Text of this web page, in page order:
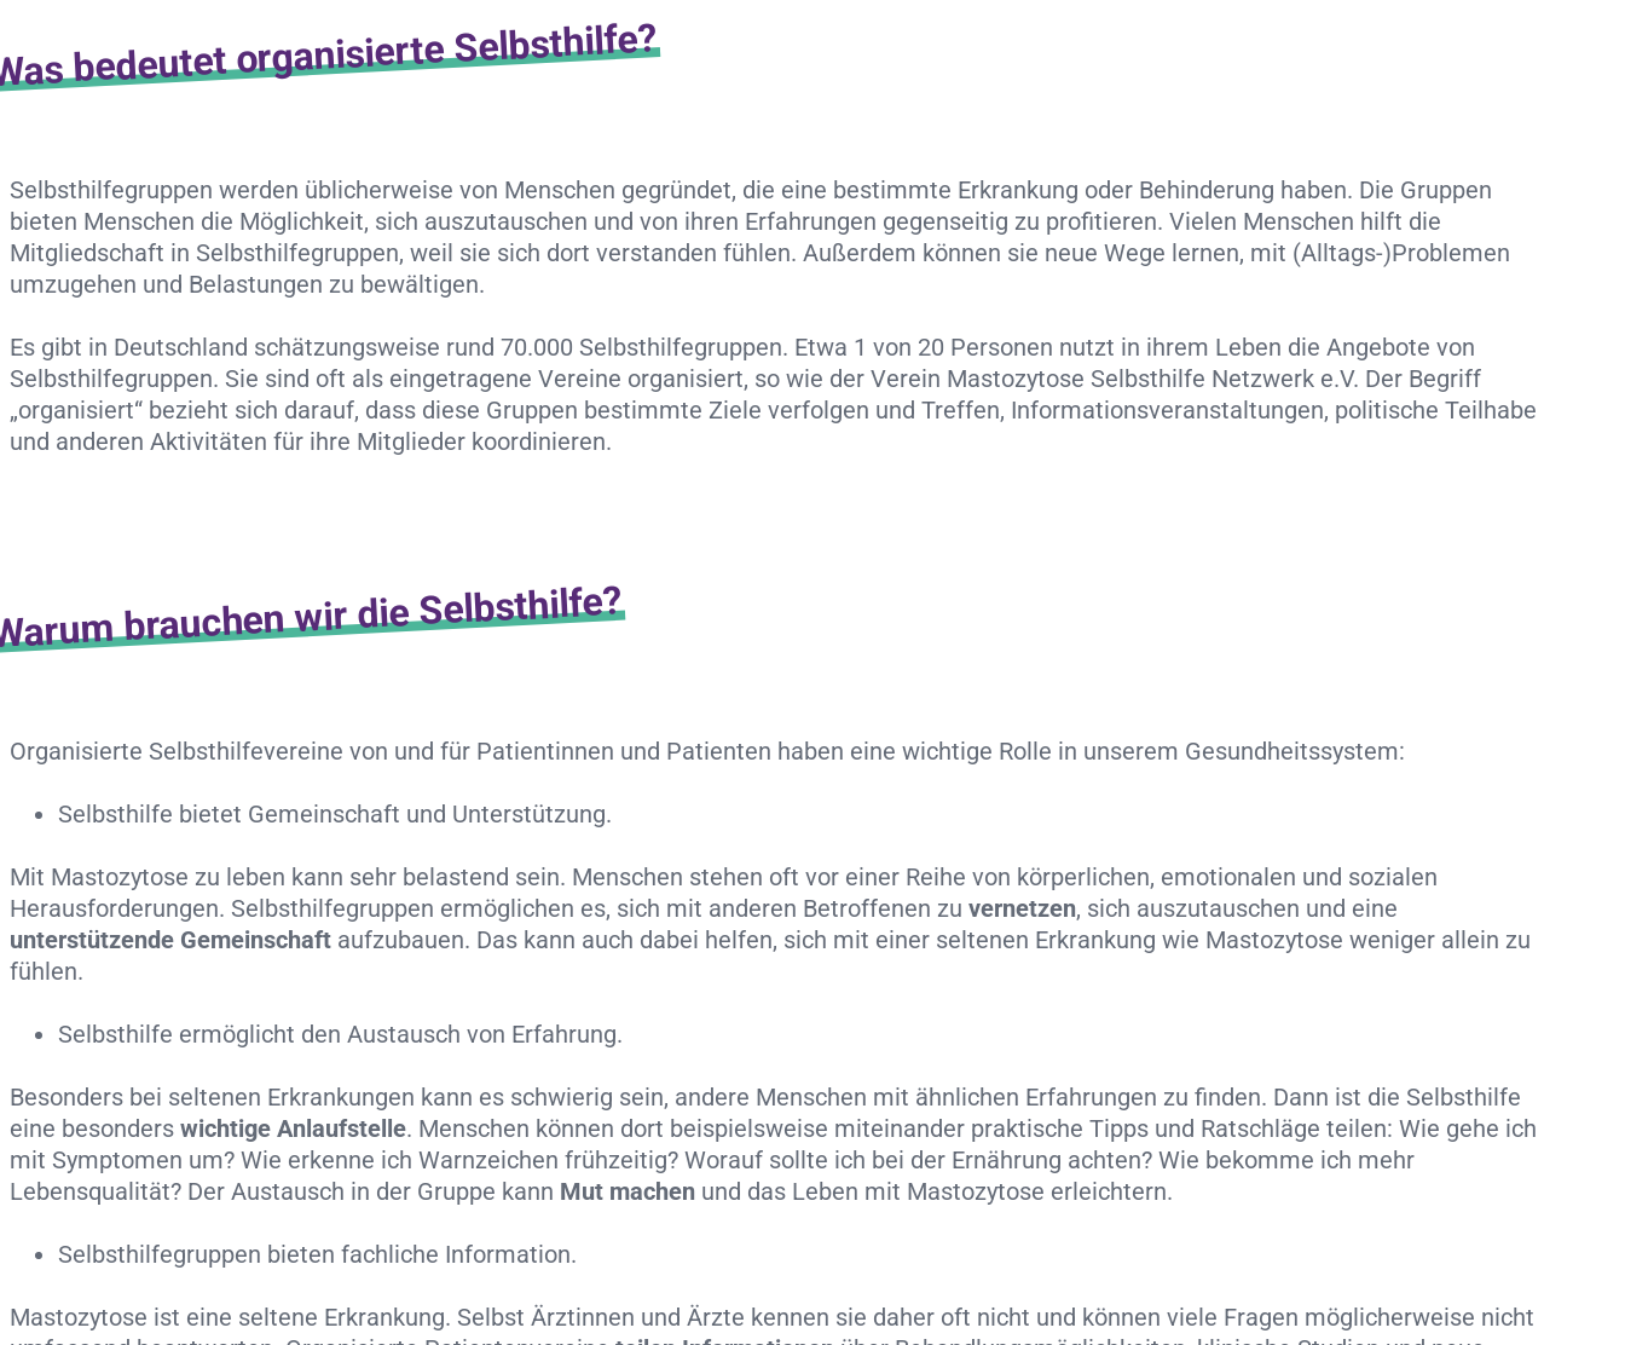
bedeutet organisierte Selbsthilfe?
Selbsthilfegruppen werden üblicherweise von Menschen gegründet, die eine bestimmte Erkrankung oder Behinderung haben. Die Gruppen
bieten Menschen die Möglichkeit, sich auszutauschen und von ihren Erfahrungen gegenseitig zu profitieren. Vielen Menschen hilft die
Mitgliedschaft in Selbsthilfegruppen, weil sie sich dort verstanden fühlen. Außerdem können sie neue Wege lernen, mit (Alltags-)Problemen
umzugehen und Belastungen zu bewältigen.
Es gibt in Deutschland schätzungsweise rund 70.000 Selbsthilfegruppen. Etwa 1 von 20 Personen nutzt in ihrem Leben die Angebote von
Selbsthilfegruppen. Sie sind oft als eingetragene Vereine organisiert, so wie der Verein Mastozytose Selbsthilfe Netzwerk e.V. Der Begriff
„organisiert“ bezieht sich darauf, dass diese Gruppen bestimmte Ziele verfolgen und Treffen, Informationsveranstaltungen, politische Teilhabe
und anderen Aktivitäten für ihre Mitglieder koordinieren.
brauchen wir die Selbsthilfe?
Organisierte Selbsthilfevereine von und für Patientinnen und Patienten haben eine wichtige Rolle in unserem Gesundheitssystem:
Selbsthilfe bietet Gemeinschaft und Unterstützung.
Mit Mastozytose zu leben kann sehr belastend sein. Menschen stehen oft vor einer Reihe von körperlichen, emotionalen und sozialen
Herausforderungen. Selbsthilfegruppen ermöglichen es, sich mit anderen Betroffenen zu vernetzen, sich auszutauschen und eine
unterstützende Gemeinschaft aufzubauen. Das kann auch dabei helfen, sich mit einer seltenen Erkrankung wie Mastozytose weniger allein zu
fühlen.
Selbsthilfe ermöglicht den Austausch von Erfahrung.
Besonders bei seltenen Erkrankungen kann es schwierig sein, andere Menschen mit ähnlichen Erfahrungen zu finden. Dann ist die Selbsthilfe
eine besonders wichtige Anlaufstelle. Menschen können dort beispielsweise miteinander praktische Tipps und Ratschläge teilen: Wie gehe ich
mit Symptomen um? Wie erkenne ich Warnzeichen frühzeitig? Worauf sollte ich bei der Ernährung achten? Wie bekomme ich mehr
Lebensqualität? Der Austausch in der Gruppe kann Mut machen und das Leben mit Mastozytose erleichtern.
Selbsthilfegruppen bieten fachliche Information.
Mastozytose ist eine seltene Erkrankung. Selbst Ärztinnen und Ärzte kennen sie daher oft nicht und können viele Fragen möglicherweise nicht